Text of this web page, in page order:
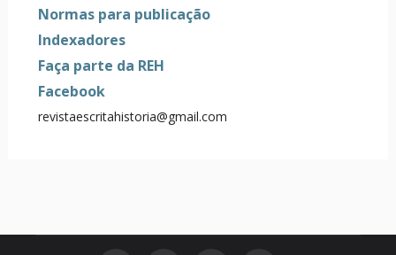
Normas para publicação
Indexadores
Faça parte da REH
Facebook
revistaescritahistoria@gmail.com